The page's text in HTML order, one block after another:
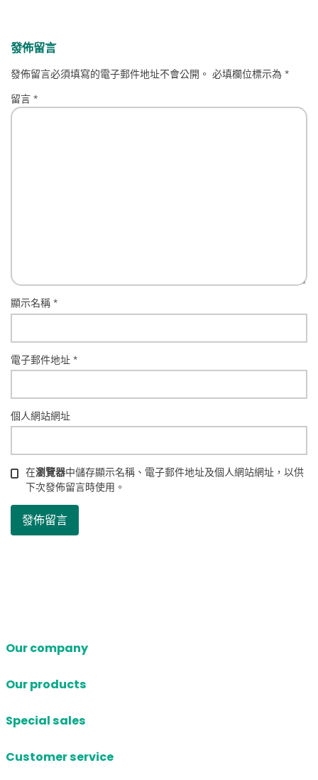
發佈留言
發佈留言必須填寫的電子郵件地址不會公開。 必填欄位標示為*
留言*
顯示名稱*
電子郵件地址*
個人網站網址
在瀏覽器中儲存顯示名稱、電子郵件地址及個人網站網址，以供
下次發佈留言時使用。
Our company
Our products
Special sales
Customer service